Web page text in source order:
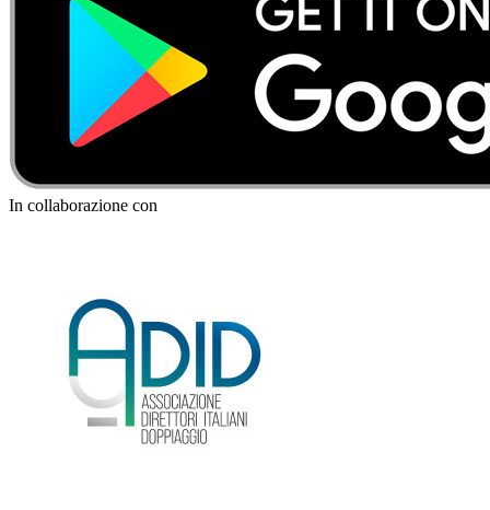
In collaborazione con